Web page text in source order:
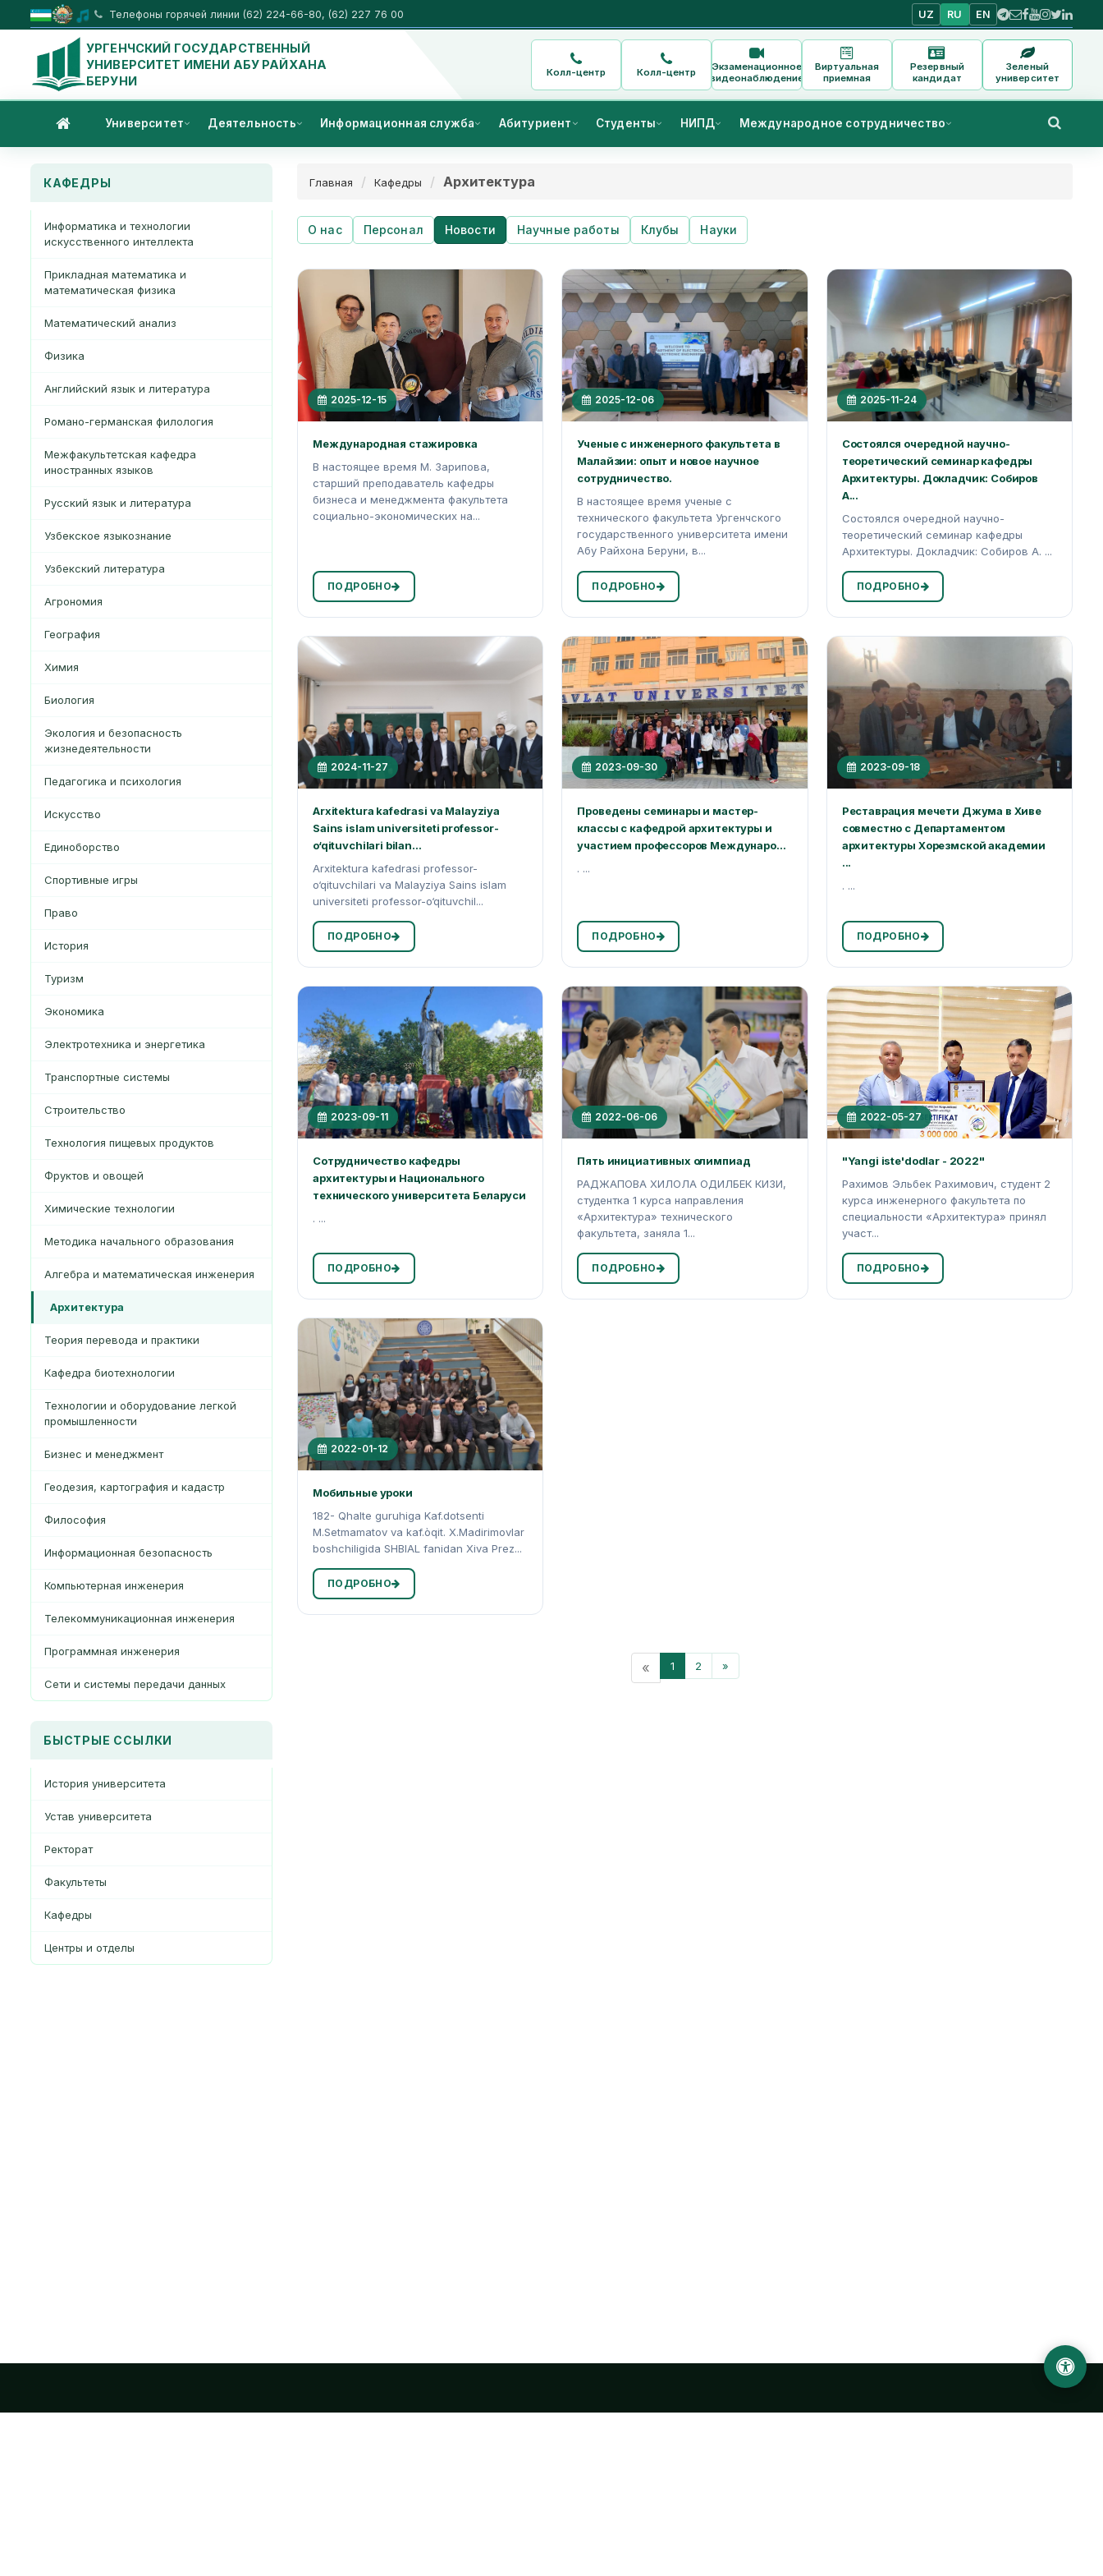
Телефоны горячей линии (62) 224-66-80, (62) 227 76 00 UZ RU EN
УРГЕНЧСКИЙ ГОСУДАРСТВЕННЫЙ
УНИВЕРСИТЕТ ИМЕНИ АБУ РАЙХАНА
БЕРУНИ
Колл-центр Колл-центр
Экзаменационное
видеонаблюдение
Виртуальная
приемная
Резервный
кандидат
Зеленый
университет
Университет Деятельность Информационная служба Абитуриент Студенты НИПД Международное сотрудничество
КАФЕДРЫ
Информатика и технологии
искусственного интеллекта
Прикладная математика и
математическая физика
Математический анализ
Физика
Английский язык и литература
Романо-германская филология
Межфакультетская кафедра
иностранных языков
Русский язык и литература
Узбекское языкознание
Узбекский литература
Агрономия
География
Xимия
Биология
Экология и безопасность
жизнедеятельности
Педагогика и психология
Искусство
Единоборство
Спортивные игры
Право
История
Туризм
Экономика
Электротехника и энергетика
Транспортные системы
Строительство
Технология пищевых продуктов
Фруктов и овощей
Химические технологии
Методика начального образования
Алгебра и математическая инженерия
Архитектура
Теория перевода и практики
Кафедра биотехнологии
Технологии и оборудование легкой
промышленности
Бизнес и менеджмент
Геодезия, картография и кадастр
Философия
Информационная безопасность
Компьютерная инженерия
Телекоммуникационная инженерия
Программная инженерия
Сети и системы передачи данных
БЫСТРЫЕ ССЫЛКИ
История университета
Устав университета
Ректорат
Факультеты
Кафедры
Центры и отделы
Главная Кафедры Архитектура
О нас Персонал Новости Научные работы Клубы Науки
2025-12-15
Международная стажировка
В настоящее время М. Зарипова,
старший преподаватель кафедры
бизнеса и менеджмента факультета
социально-экономических на...
ПОДРОБНО
2025-12-06
Ученые с инженерного факультета в
Малайзии: опыт и новое научное
сотрудничество.
В настоящее время ученые с
технического факультета Ургенчского
государственного университета имени
Абу Райхона Беруни, в...
ПОДРОБНО
2025-11-24
Состоялся очередной научно-
теоретический семинар кафедры
Архитектуры. Докладчик: Собиров
А...
Состоялся очередной научно-
теоретический семинар кафедры
Архитектуры. Докладчик: Собиров А. ...
ПОДРОБНО
2024-11-27
Arxitektura kafedrasi va Malayziya
Sains islam universiteti professor-
o‘qituvchilari bilan...
Arxitektura kafedrasi professor-
o‘qituvchilari va Malayziya Sains islam
universiteti professor-o‘qituvchil...
ПОДРОБНО
2023-09-30
Проведены семинары и мастер-
классы с кафедрой архитектуры и
участием профессоров Междунаро...
. ...
ПОДРОБНО
2023-09-18
Реставрация мечети Джума в Хиве
совместно с Департаментом
архитектуры Хорезмской академии
...
. ...
ПОДРОБНО
2023-09-11
Сотрудничество кафедры
архитектуры и Национального
технического университета Беларуси
. ...
ПОДРОБНО
2022-06-06
Пять инициативных олимпиад
РАДЖАПОВА ХИЛОЛА ОДИЛБЕК КИЗИ,
студентка 1 курса направления
«Архитектура» технического
факультета, заняла 1...
ПОДРОБНО
2022-05-27
"Yangi iste'dodlar - 2022"
Рахимов Эльбек Рахимович, студент 2
курса инженерного факультета по
специальности «Архитектура» принял
участ...
ПОДРОБНО
2022-01-12
Mобильные уроки
182- Qhalte guruhiga Kaf.dotsenti
M.Setmamatov va kaf.òqit. X.Madirimovlar
boshchiligida SHBIAL fanidan Xiva Prez...
ПОДРОБНО
« 1 2 »